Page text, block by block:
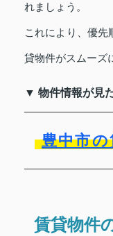
れましょう。
これにより、優先
貸物件がスムーズ
▼ 物件情報が見
豊中市
賃貸物件